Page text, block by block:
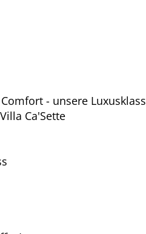
- unsere
Ca'Sette